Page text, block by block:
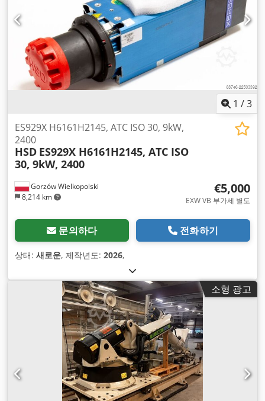
1 /3
Gorzów Wielkopolski
8,214 km
ES929X H6161H2145, ATC ISO 30, 9kW,
2400
HSD ES929X H6161H2145, ATC ISO
30, 9kW, 2400
€5,000
EXW VB 부가세 별도
문의하다 전화하기
상태: 새로운, 제작년도: 2026,
소형 광고